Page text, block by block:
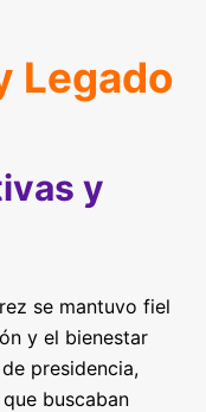
Legado
y
se mantuvo fiel
y el bienestar
presidencia,
buscaban